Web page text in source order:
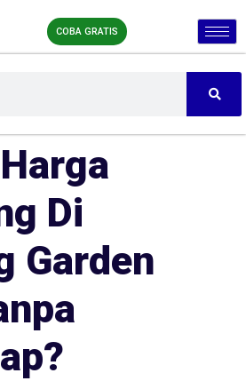
COBA GRATIS
Di
Garden